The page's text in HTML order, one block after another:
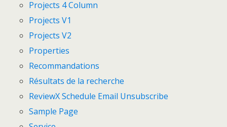
Projects 4 Column
Projects V1
Projects V2
Properties
Recommandations
Résultats de la recherche
ReviewX Schedule Email Unsubscribe
Sample Page